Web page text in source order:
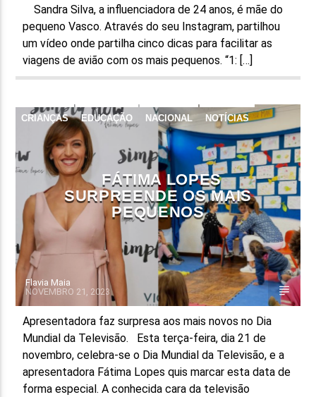
Sandra Silva, a influenciadora de 24 anos, é mãe do
pequeno Vasco. Através do seu Instagram, partilhou
um vídeo onde partilha cinco dicas para facilitar as
viagens de avião com os mais pequenos. “1: […]
CRIANÇAS EDUCAÇÃO NACIONAL NOTÍCIAS
TELEVISÃO
FÁTIMA LOPES
SURPREENDE OS MAIS
PEQUENOS
Flavia Maia
NOVEMBRO 21, 2023
Apresentadora faz surpresa aos mais novos no Dia
Mundial da Televisão. Esta terça-feira, dia 21 de
novembro, celebra-se o Dia Mundial da Televisão, e a
apresentadora Fátima Lopes quis marcar esta data de
forma especial. A conhecida cara da televisão